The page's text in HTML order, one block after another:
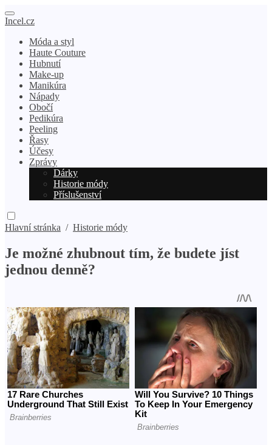
Incel.cz
Móda a styl
Haute Couture
Hubnutí
Make-up
Manikúra
Nápady
Obočí
Pedikúra
Peeling
Řasy
Účesy
Zprávy
Dárky
Historie módy
Příslušenství
Hlavní stránka / Historie módy
Je možné zhubnout tím, že budete jíst
jednou denně?